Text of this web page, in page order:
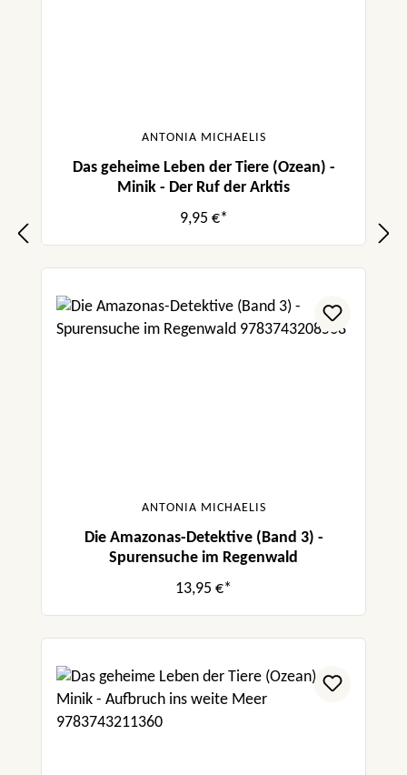
ANTONIA MICHAELIS
Das geheime Leben der Tiere (Ozean) -
Minik - Der Ruf der Arktis
9,95 €*
ANTONIA MICHAELIS
Die Amazonas-Detektive (Band 3) -
Spurensuche im Regenwald
13,95 €*